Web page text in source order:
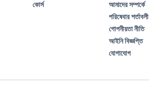
কোর্স
আমাদের সম্পর্কে
পরিষেবার শর্তাবলী
গোপনীয়তা নীতি
আইনি বিজ্ঞপ্তি
যোগাযোগ